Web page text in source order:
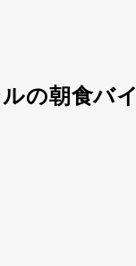
の朝食バイ